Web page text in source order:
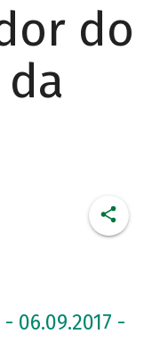
do
06.09.2017 -